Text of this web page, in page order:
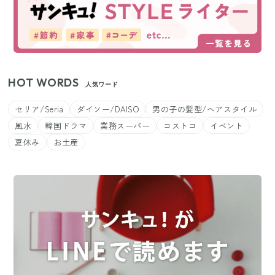
HOT WORDS 人気ワード
セリア/Seria ダイソー/DAISO
男の子の髪型/ヘアスタイル
風水
韓国ドラマ 業務スーパー コストコ
イベント
夏休み
お土産